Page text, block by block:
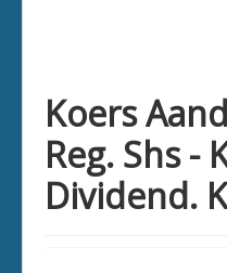
Koers
Reg. Shs -
Dividend.